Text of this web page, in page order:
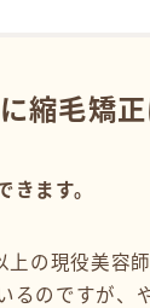
縮毛矯
きます。
上の現役美容
るのですが、